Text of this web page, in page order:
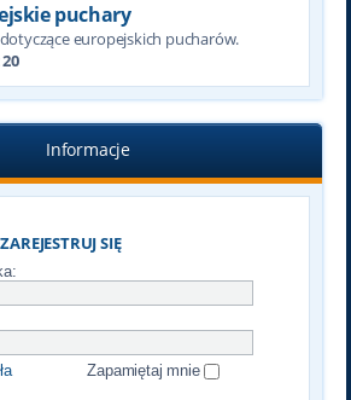
puchary
europejskich pucharów.
20
Informacje
ZAREJESTRUJ SIĘ
Zapamiętaj mnie